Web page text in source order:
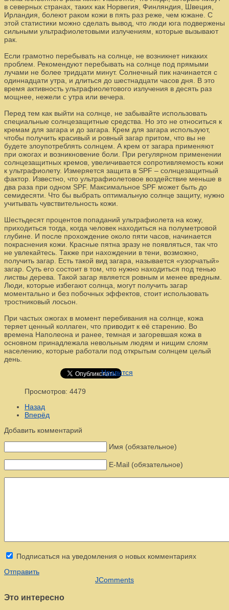
в северных странах, таких как Норвегия, Финляндия, Швеция,
Ирландия, болеют раком кожи в пять раз реже, чем южане. С
этой статистики можно сделать вывод, что люди юга подвержены
сильными ультрафиолетовыми излучениям, которые вызывают
рак.
Если грамотно перебывать на солнце, не возникнет никаких
проблем. Рекомендуют перебывать на солнце под прямыми
лучами не более тридцати минут. Солнечный пик начинается с
одиннадцати утра, и длиться до шестнадцати часов дня. В это
время активность ультрафиолетового излучения в десять раз
мощнее, нежели с утра или вечера.
Перед тем как выйти на солнце, не забывайте использовать
специальные солнцезащитные средства. Но это не относиться к
кремам для загара и до загара. Крем для загара используют,
чтобы получить красивый и ровный загар притом, что вы не
будете злоупотреблять солнцем. А крем от загара применяют
при ожогах и возникновение боли. При регулярном применении
солнцезащитных кремов, увеличивается сопротивляемость кожи
к ультрафиолету. Измеряется защита в SPF – солнцезащитный
фактор. Известно, что ультрафиолетовое воздействие меньше в
два раза при одном SPF. Максимальное SPF может быть до
семидесяти. Что бы выбрать оптимальную солнце защиту, нужно
учитывать чувствительность кожи.
Шестьдесят процентов попаданий ультрафиолета на кожу,
приходиться тогда, когда человек находиться на полуметровой
глубине. И после прохождение около пяти часов, начинается
покраснения кожи. Красные пятна зразу не появляться, так что
не увлекайтесь. Также при нахождении в тени, возможно,
получить загар. Есть такой вид загара, называется «узорчатый»
загар. Суть его состоит в том, что нужно находиться под тенью
листвы дерева. Такой загар является ровным и менее вредным.
Люди, которые избегают солнца, могут получить загар
моментально и без побочных эффектов, стоит использовать
тростниковый лосьон.
При частых ожогах в момент перебивания на солнце, кожа
теряет ценный коллаген, что приводит к её старению. Во
времена Наполеона и ранее, темная и загоревшая кожа в
основном принадлежала невольным людям и нищим слоям
населению, которые работали под открытым солнцем целый
день.
Нравится
Просмотров: 4479
Назад
Вперёд
Добавить комментарий
Имя (обязательное)
E-Mail (обязательное)
Подписаться на уведомления о новых комментариях
Отправить
JComments
Это интересно